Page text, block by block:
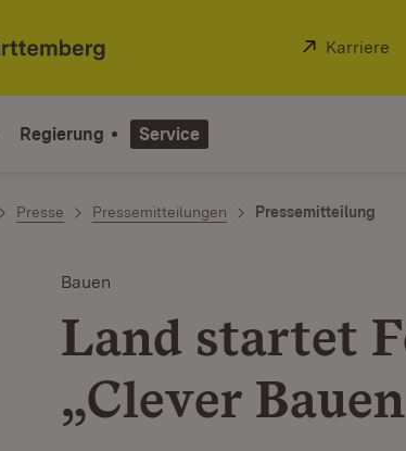
Extern:
Karriere
Regierung Service
Presse Pressemitteilungen Pressemitteilung
Bauen
Land startet
„Clever